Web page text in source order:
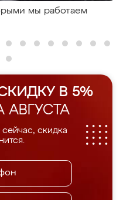
мы работаем
В 5%
сейчас, скидка